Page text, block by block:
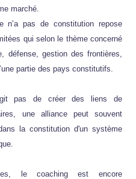
marché.
n’a pas de constitution repose
qui selon le thème concerné
défense, gestion des frontières,
partie des pays constitutifs.
pas de créer des liens de
une alliance peut souvent
la constitution d'un système
le coaching est encore